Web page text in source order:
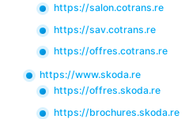
https://salon.cotrans.re
https://sav.cotrans.re
https://offres.cotrans.re
https://www.skoda.re
https://offres.skoda.re
https://brochures.skoda.re